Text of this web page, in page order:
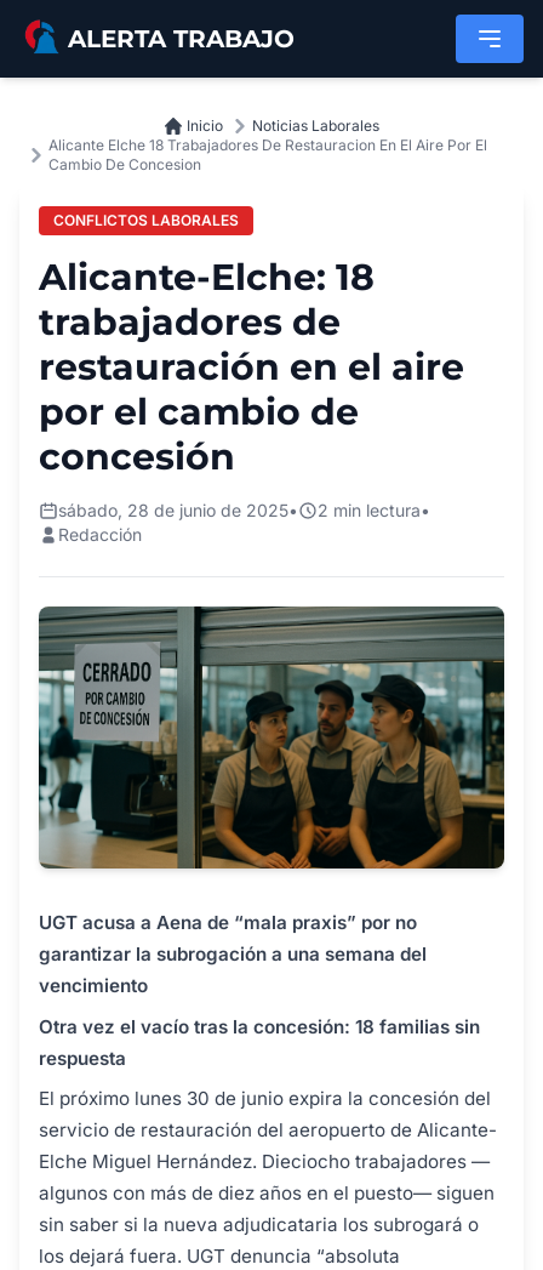
Saltar al contenido principal
ALERTA TRABAJO
Inicio
Noticias Laborales
Alicante Elche 18 Trabajadores De Restauracion En El Aire Por El
Cambio De Concesion
CONFLICTOS LABORALES
Alicante-Elche: 18
trabajadores de
restauración en el aire
por el cambio de
concesión
sábado, 28 de junio de 2025• 2 min lectura•
Redacción
UGT acusa a Aena de “mala praxis” por no
garantizar la subrogación a una semana del
vencimiento
Otra vez el vacío tras la concesión: 18 familias sin
respuesta
El próximo lunes 30 de junio expira la concesión del
servicio de restauración del aeropuerto de Alicante-
Elche Miguel Hernández. Dieciocho trabajadores —
algunos con más de diez años en el puesto— siguen
sin saber si la nueva adjudicataria los subrogará o
los dejará fuera. UGT denuncia “absoluta